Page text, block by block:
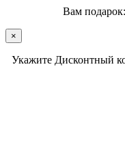
Вам
×
Укажите Дисконтный